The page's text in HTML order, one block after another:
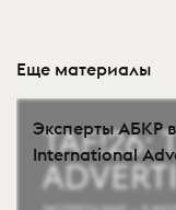
Еще материалы
Эксперты АБКР
International